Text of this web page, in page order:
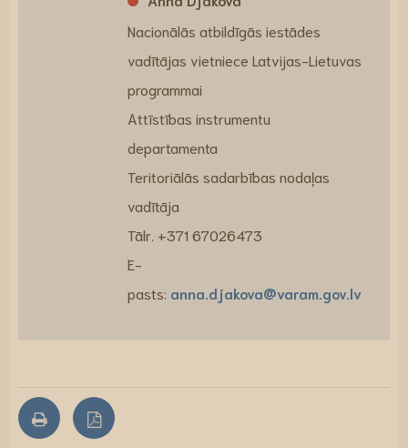
Nacionālās atbildīgās iestādes
vadītājas vietniece Latvijas-Lietuvas
programmai
Attīstības instrumentu
departamenta
Teritoriālās sadarbības nodaļas
vadītāja
Tālr. +371 67026473
E-
pasts: anna.djakova@varam.gov.lv